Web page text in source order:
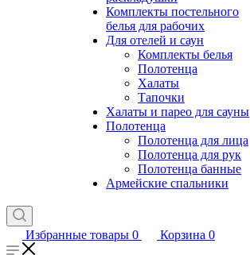
Комплекты постельного
белья для рабочих
Для отелей и саун
Комплекты белья
Полотенца
Халаты
Тапочки
Халаты и парео для сауны
Полотенца
Полотенца для лица
Полотенца для рук
Полотенца банные
Армейские спальники
Избранные товары 0 Корзина 0